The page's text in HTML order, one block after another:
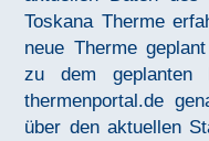
Toskana Therme
neue Therme
zu dem geplanten
thermenportal.de
über den aktuellen